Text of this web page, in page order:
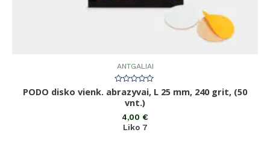
ANTGALIAI
Įvertinimas:
0
PODO disko vienk. abrazyvai, L 25 mm, 240 grit, (50
vnt.)
4,00 €
Liko 7